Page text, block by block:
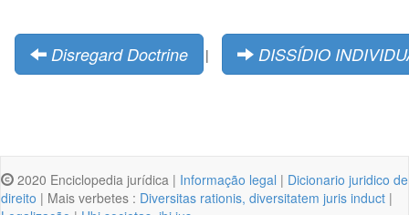
Disregard Doctrine | DISSÍDIO
2020 Enciclopedia jurídica | Informação legal | Dicionario juridico de
direito | Mais verbetes : Diversitas rationis, diversitatem juris induct |